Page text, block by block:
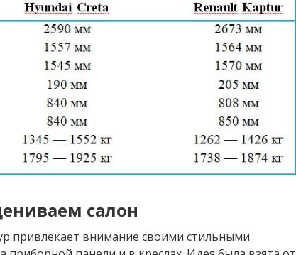
салон
привлекает внимание своими стильными